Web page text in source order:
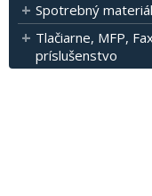
Spotrebný materiál
Tlačiarne, MFP,
príslušenstvo